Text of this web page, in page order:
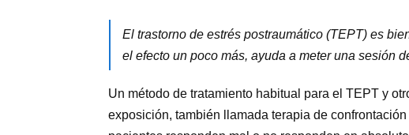
El trastorno de estrés postraumático (TEPT) es
el efecto un poco más, ayuda a meter una sesión
Un método de tratamiento habitual para el TEPT y
exposición, también llamada terapia de